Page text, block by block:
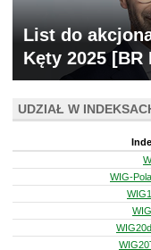
List do
Kęty 2025 [BR
UDZIAŁ W
WIG-